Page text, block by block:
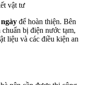
để hoàn thiện. Bên
bị điện nước tạm,
liệu và các điều kiện an